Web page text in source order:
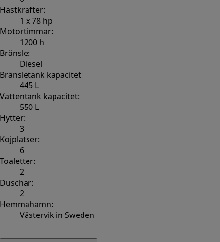
Hästkrafter:
1 x 78 hp
Motortimmar:
1200 h
Bränsle:
Diesel
Bränsletank kapacitet:
445 L
Vattentank kapacitet:
550 L
Hytter:
3
Kojplatser:
6
Toaletter:
2
Duschar:
2
Hemmahamn:
Västervik in Sweden